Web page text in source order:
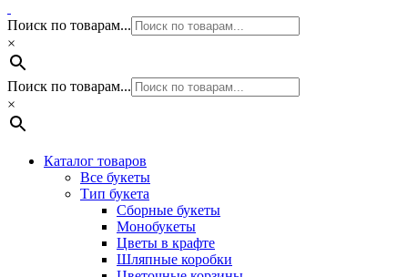
Поиск по товарам...
×
Поиск по товарам...
×
Каталог товаров
Все букеты
Тип букета
Сборные букеты
Монобукеты
Цветы в крафте
Шляпные коробки